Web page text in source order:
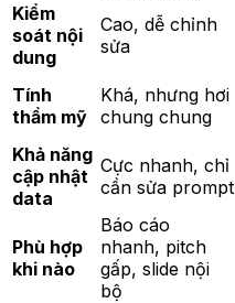
Kiểm
soát nội
dung
Cao, dễ chỉnh
sửa
Tính
thẩm mỹ
Khá, nhưng hơi
chung chung
Khả năng
cập nhật
data
Cực nhanh, chỉ
cần sửa prompt
Phù hợp
khi nào
Báo cáo
nhanh, pitch
gấp, slide nội
bộ